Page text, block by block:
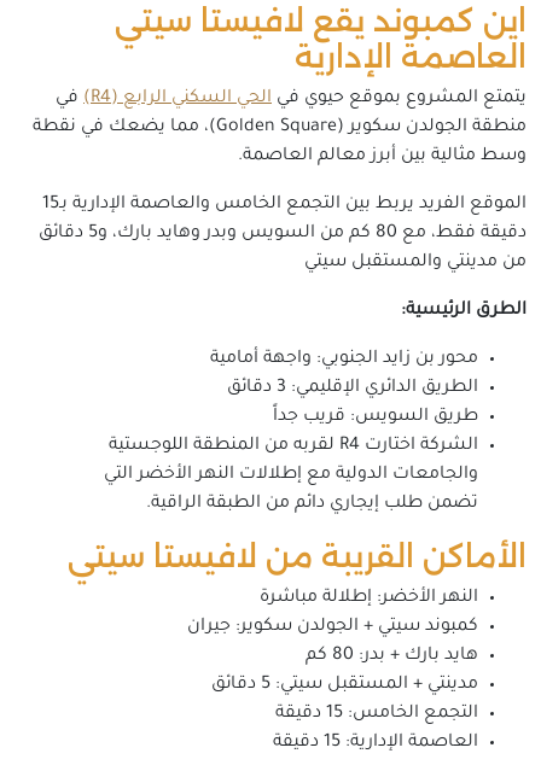
اين كمبوند يقع لافيستا سيتي
العاصمة الإدارية
يتمتع المشروع بموقع حيوي فيالحي السكني الرابع (R4)
في
منطقة الجولدن سكوير (Golden Square)، مما يضعك في نقطة
وسط مثالية بين أبرز معالم العاصمة.
الموقع الفريد يربط بين التجمع الخامس والعاصمة الإدارية بـ15
دقيقة فقط، مع 80 كم من السويس وبدر وهايد بارك، و5 دقائق
من مدينتي والمستقبل سيتي
الطرق الرئيسية:
محور بن زايد الجنوبي: واجهة أمامية
الطريق الدائري الإقليمي: 3 دقائق
طريق السويس: قريب جداً
الشركة اختارت R4 لقربه من المنطقة اللوجستية
والجامعات الدولية مع إطلالات النهر الأخضر التي
تضمن طلب إيجاري دائم من الطبقة الراقية.
الأماكن القريبة من لافيستا سيتي
النهر الأخضر: إطلالة مباشرة
كمبوند سيتي + الجولدن سكوير: جيران
هايد بارك + بدر: 80 كم
مدينتي + المستقبل سيتي: 5 دقائق
التجمع الخامس: 15 دقيقة
العاصمة الإدارية: 15 دقيقة